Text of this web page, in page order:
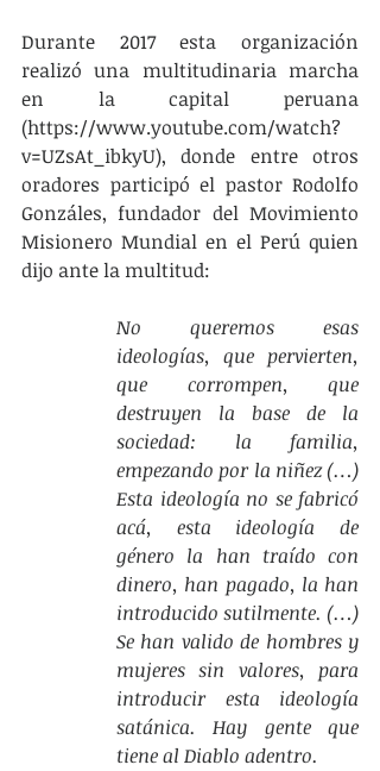
Durante 2017 esta organización
realizó una multitudinaria marcha
en la capital peruana
(https://www.youtube.com/watch?
v=UZsAt_ibkyU), donde entre otros
oradores participó el pastor Rodolfo
Gonzáles, fundador del Movimiento
Misionero Mundial en el Perú quien
dijo ante la multitud:
No queremos esas
ideologías, que pervierten,
que corrompen, que
destruyen la base de la
sociedad: la familia,
empezando por la niñez (…)
Esta ideología no se fabricó
acá, esta ideología de
género la han traído con
dinero, han pagado, la han
introducido sutilmente. (…)
Se han valido de hombres y
mujeres sin valores, para
introducir esta ideología
satánica. Hay gente que
tiene al Diablo adentro.